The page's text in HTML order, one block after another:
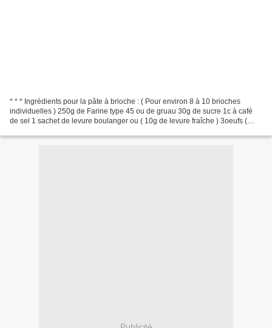
* * * Ingrédients pour la pâte à brioche : ( Pour environ 8 à 10 brioches
individuelles ) 250g de Farine type 45 ou de gruau 30g de sucre 1c à café
de sel 1 sachet de levure boulanger ou ( 10g de levure fraîche ) 3oeufs (